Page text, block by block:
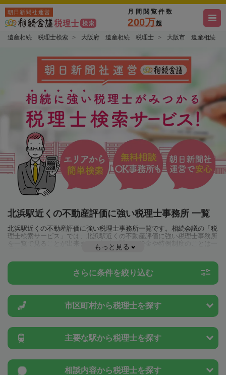
朝日新聞社運営 月間閲覧件数
200万超
遺産相続 税理士検索 大阪府 遺産相続 税理士 大阪市 遺産相続
北浜駅近くの不動産評価に強い税理士事務所 一覧
北浜駅近くの不動産評価に強い税理士事務所一覧です。相続会議の「税
理士検索サービス」では、北浜駅近くの不動産評価に強い税理士事務所
を一覧で見ることが出来ます。相続に関する税金や特例制度のことは一
度近隣の税理士に相談してみましょう。
もっと見る
さらに条件を絞り込む
市区町村から税理士を探す
主要な駅から税理士を探す
相談内容から税理士を探す